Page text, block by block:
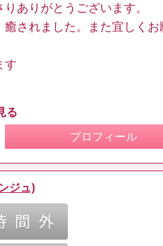
ありがとうございます。
されました。また宜しくお
す
る
プロフィール
ジュ)